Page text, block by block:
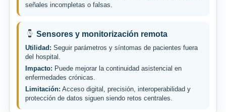
señales incompletas o falsas.
Sensores y monitorización remota
Utilidad: Seguir parámetros y síntomas de pacientes fuera
del hospital.
Impacto: Puede mejorar la continuidad asistencial en
enfermedades crónicas.
Limitación: Acceso digital, precisión, interoperabilidad y
protección de datos siguen siendo retos centrales.